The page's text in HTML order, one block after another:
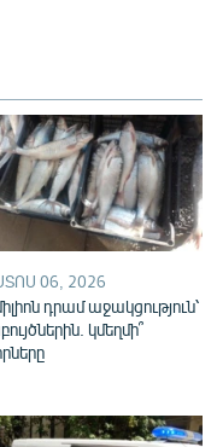
06, 2026
դրամ աջակցություն՝
կմեղմի՞